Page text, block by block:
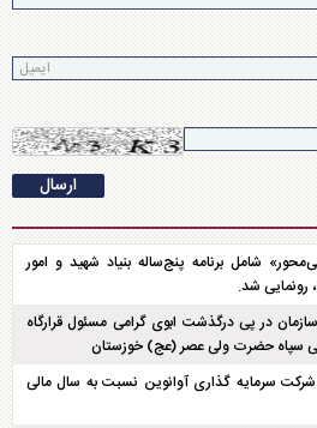
شامل برنامه پنج‌ساله بنیاد شهید و امور
در پی درگذشت ابوی گرامی مسئول قرارگاه
سپاه حضرت ولی عصر (عج) خوزستان
شرکت سرمایه گذاری آوانوین نسبت به سال مالی